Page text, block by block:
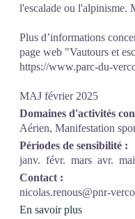
l'escalade ou l'alpinisme.
Plus d’informations
page web "Vautours et
https://www.parc-du-
MAJ février 2025
Domaines d'activités
Aérien, Manifestation
Périodes de sensibilité :
janv. févr. mars avr. mai
Contact :
nicolas.renous@pnr-
En savoir plus